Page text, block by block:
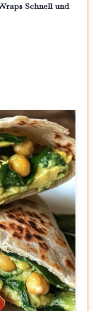
Schnell und